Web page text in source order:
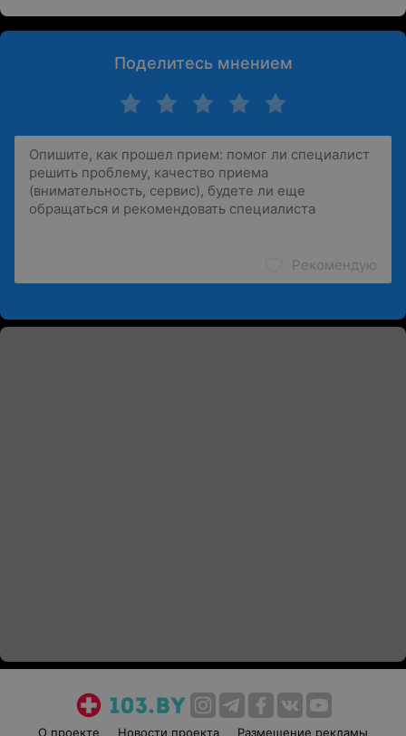
Поделитесь мнением
Рекомендую
О проекте Новости проекта Размещение рекламы